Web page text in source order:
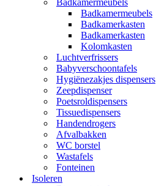
Badkamermeubels
Badkamermeubels
Badkamerkasten
Badkamerkasten
Kolomkasten
Luchtverfrissers
Babyverschoontafels
Hygiënezakjes dispensers
Zeepdispenser
Poetsroldispensers
Tissuedispensers
Handendrogers
Afvalbakken
WC borstel
Wastafels
Fonteinen
Isoleren